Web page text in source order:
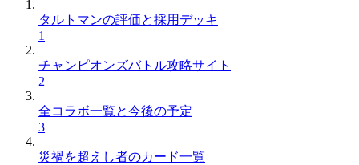
タルトマンの評価と採用デッキ
1
チャンピオンズバトル攻略サイト
2
全コラボ一覧と今後の予定
3
災禍を超えし者のカード一覧